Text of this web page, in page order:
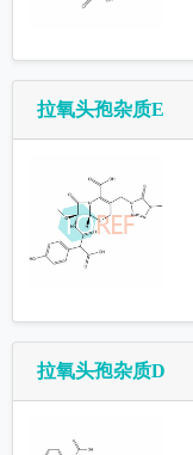
拉氧头孢杂质E
拉氧头孢杂质D